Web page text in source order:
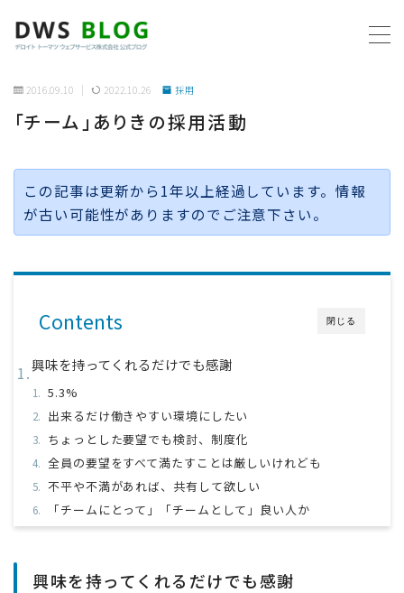
ホーム
AWS
プログラミング
ビジネス
リモートワーク
社内制度
採用
2016.09.10 2022.10.26 採用
「チーム」ありきの採用活動
この記事は更新から1年以上経過しています。情報
が古い可能性がありますのでご注意下さい。
閉じる
Contents
興味を持ってくれるだけでも感謝
5.3%
出来るだけ働きやすい環境にしたい
ちょっとした要望でも検討、制度化
全員の要望をすべて満たすことは厳しいけれども
不平や不満があれば、共有して欲しい
「チームにとって」「チームとして」良い人か
興味を持ってくれるだけでも感謝